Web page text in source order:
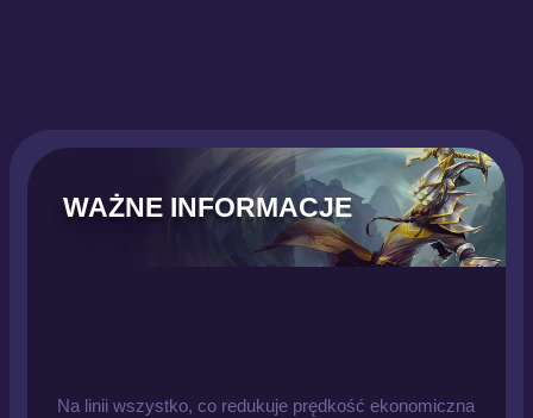
WAŻNE INFORMACJE
Na linii wszystko, co redukuje prędkość ekonomiczna